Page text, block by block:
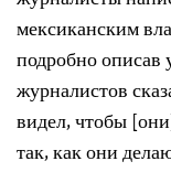
мексиканским
подробно
журналистов
видел, чтобы
так, как они